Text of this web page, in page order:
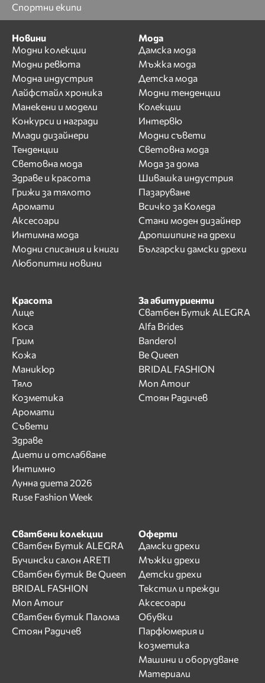
Спортни екипи
Новини
Модни колекции
Модни ревюта
Модна индустрия
Лайфстайл хроника
Манекени и модели
Конкурси и награди
Млади дизайнери
Тенденции
Световна мода
Здраве и красота
Грижи за тялото
Аромати
Аксесоари
Интимна мода
Модни списания и книги
Любопитни новини
Мода
Дамска мода
Мъжка мода
Детска мода
Модни тенденции
Колекции
Интервю
Модни съвети
Световна мода
Мода за дома
Шивашка индустрия
Пазаруване
Всичко за Коледа
Стани моден дизайнер
Дропшипинг на дрехи
Български дамски дрехи
Красота
Лице
Коса
Грим
Кожа
Маникюр
Тяло
Козметика
Аромати
Съвети
Здраве
Диети и отслабване
Интимно
Лунна диета 2026
Ruse Fashion Week
За абитуриенти
Сватбен Бутик ALEGRA
Alfa Brides
Banderol
Be Queen
BRIDAL FASHION
Mon Amour
Стоян Радичев
Сватбени колекции
Сватбен Бутик ALEGRA
Бучински салон ARETI
Сватбен бутик Be Queen
BRIDAL FASHION
Mon Amour
Сватбен бутик Палома
Стоян Радичев
Оферти
Дамски дрехи
Мъжки дрехи
Детски дрехи
Текстил и прежди
Аксесоари
Обувки
Парфюмерия и
козметика
Машини и оборудване
Материали